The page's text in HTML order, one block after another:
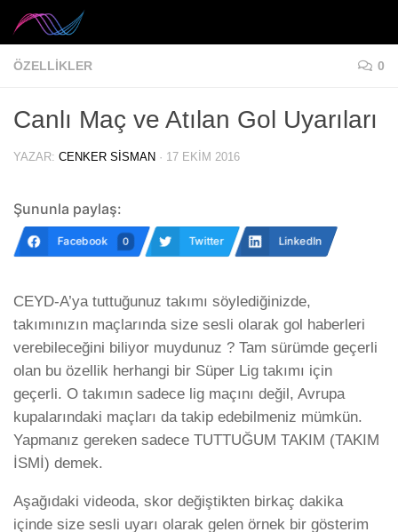
Skip to content
ÖZELLIKLER 0
Canlı Maç ve Atılan Gol Uyarıları
YAZAR: CENKER SISMAN · 17 EKIM 2016
Şununla paylaş:
Facebook 0 Twitter LinkedIn
CEYD-A’ya tuttuğunuz takımı söylediğinizde,
takımınızın maçlarında size sesli olarak gol haberleri
verebileceğini biliyor muydunuz ? Tam sürümde geçerli
olan bu özellik herhangi bir Süper Lig takımı için
geçerli. O takımın sadece lig maçını değil, Avrupa
kupalarındaki maçları da takip edebilmeniz mümkün.
Yapmanız gereken sadece TUTTUĞUM TAKIM (TAKIM
İSMİ) demek.
Aşağıdaki videoda, skor değiştikten birkaç dakika
içinde size sesli uyarı olarak gelen örnek bir gösterim